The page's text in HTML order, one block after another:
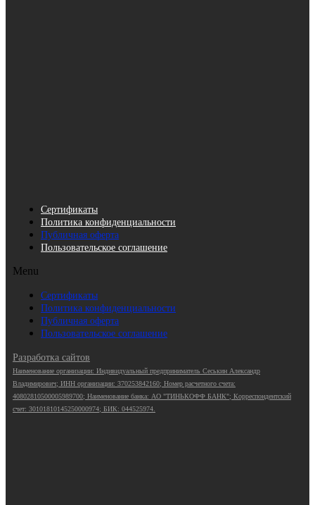
Сертификаты
Политика конфиденциальности
Публичная оферта
Пользовательское соглашение
Menu
Сертификаты
Политика конфиденциальности
Публичная оферта
Пользовательское соглашение
Разработка сайтов
Наименование организации: Индивидуальный предприниматель Сеськин Александр
Владимирович; ИНН организации: 370253842160; Номер расчетного счета:
40802810500005989700; Наименование банка: АО "ТИНЬКОФФ БАНК"; Корреспондентский
счет: 30101810145250000974; БИК: 044525974.